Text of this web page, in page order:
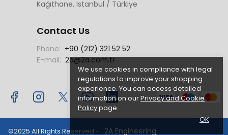
We use cookies in compliance with legal
regulations to improve your shopping
experience. You can access detailed
information on ourPrivacy and Cookie
Policypage.
OK
Kağıthane, Istanbul / Türkiye
Contact Us
Phone: +90 (212) 321 52 52
E-mail: 2a@2a.com.tr
©2025 All Rights Reserved - 2A Engineering